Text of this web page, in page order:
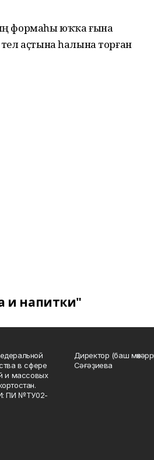
формаһы юҡҡа ғына
тел аҫтына һалына торған
и напитки"
в сфере
и массовых
ПИ №ТУ02-
Директор (баш
Сәғәҙиева